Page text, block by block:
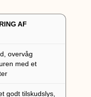
AF
overvåg
med et
godt tilskudslys,